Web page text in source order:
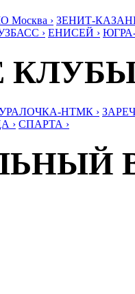
Москва › ЗЕНИТ-
› ЕНИСЕЙ ›
НТМК ›
› СПАРТА ›